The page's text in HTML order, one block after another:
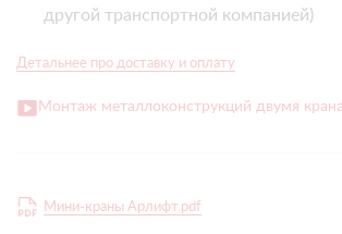
другой транспортной компанией)
Детальнее про доставку и оплату
Монтаж металлоконструкций двумя
Мини-краны Арлифт.pdf